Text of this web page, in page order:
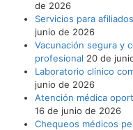
de 2026
Servicios para
junio de 2026
Vacunación segura y
profesional 20 de
Laboratorio clínico
junio de 2026
Atención médica
16 de junio de 2026
Chequeos médicos